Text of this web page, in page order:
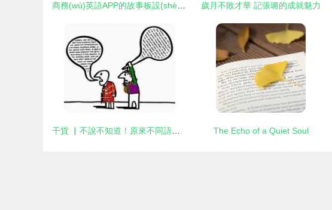
歲月不敗才華 記張璐的成就魅力
The Echo of a Quiet Soul